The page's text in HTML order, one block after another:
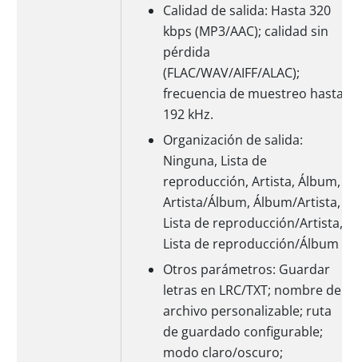
Calidad de salida: Hasta 320
kbps (MP3/AAC); calidad sin
pérdida
(FLAC/WAV/AIFF/ALAC);
frecuencia de muestreo hasta
192 kHz.
Organización de salida:
Ninguna, Lista de
reproducción, Artista, Álbum,
Artista/Álbum, Álbum/Artista,
Lista de reproducción/Artista,
Lista de reproducción/Álbum
Otros parámetros: Guardar
letras en LRC/TXT; nombre de
archivo personalizable; ruta
de guardado configurable;
modo claro/oscuro;